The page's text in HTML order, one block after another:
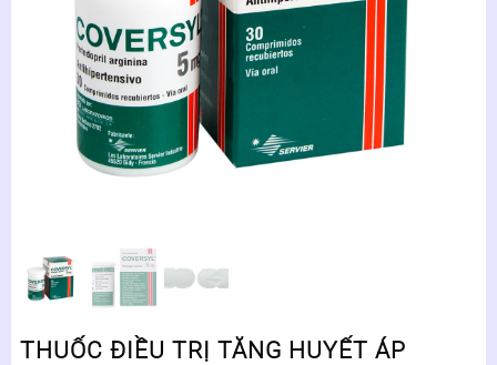
THUỐC ĐIỀU TRỊ TĂNG HUYẾT ÁP